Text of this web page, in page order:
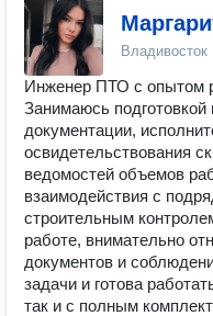
Владивосток
Инженер ПТО с опытом
Занимаюсь
документации,
освидетельствования
ведомостей объемов
взаимодействия с
строительным
работе, внимательно
документов и
задачи и готова
так и с полным